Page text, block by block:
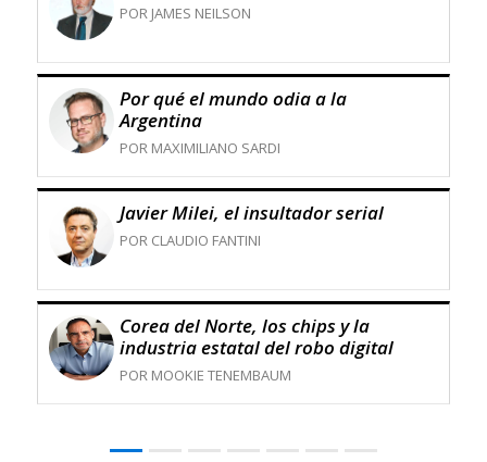
POR JAMES NEILSON
Por qué el mundo odia a la
Argentina
POR MAXIMILIANO SARDI
Javier Milei, el insultador serial
POR CLAUDIO FANTINI
Corea del Norte, los chips y la
industria estatal del robo digital
POR MOOKIE TENEMBAUM